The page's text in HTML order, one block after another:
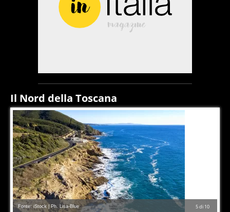
Il Nord della Toscana
5di 10
Fonte: iStock | Ph. Lisa-Blue